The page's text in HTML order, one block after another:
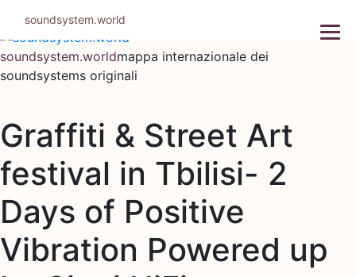
contenuto
soundsystem.worldmappa internazionale dei
soundsystems originali
Graffiti & Street Art
festival in Tbilisi- 2
Days of Positive
Vibration Powered up
soundsystem.world